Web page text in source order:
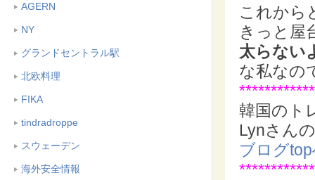
AGERN
NY
グランドセントラル駅
北欧料理
FIKA
tindradroppe
スウェーデン
海外安全情報
これから
きっと屋
太らない
な私なの
韓国のト
Lynさんの
ブログ